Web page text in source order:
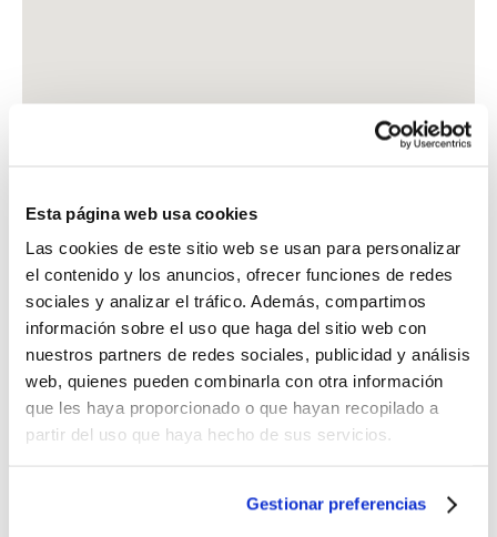
Esta página web usa cookies
Las cookies de este sitio web se usan para personalizar
el contenido y los anuncios, ofrecer funciones de redes
sociales y analizar el tráfico. Además, compartimos
información sobre el uso que haga del sitio web con
nuestros partners de redes sociales, publicidad y análisis
web, quienes pueden combinarla con otra información
que les haya proporcionado o que hayan recopilado a
partir del uso que haya hecho de sus servicios.
Gestionar preferencias
FARMACIA SANTOS-SANTORUM SALGADO, CARLOS